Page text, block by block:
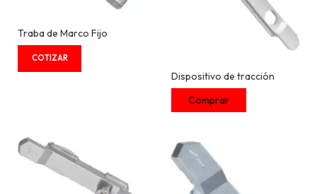
Traba de Marco Fijo
Dispositivo de tracción